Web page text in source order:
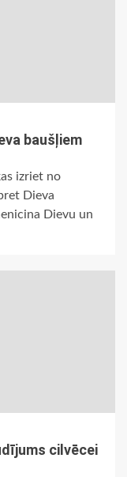
baušļiem
izriet no
Dieva
Dievu un
cilvēcei